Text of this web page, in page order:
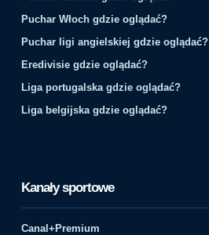
Puchar Włoch gdzie oglądać?
Puchar ligi angielskiej gdzie oglądać?
Eredivisie gdzie oglądać?
Liga portugalska gdzie oglądać?
Liga belgijska gdzie oglądać?
Kanały sportowe
Canal+Premium